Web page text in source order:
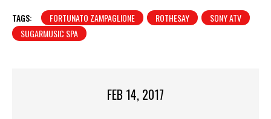
TAGS: FORTUNATO ZAMPAGLIONE ROTHESAY
SONY ATV
SUGARMUSIC SPA
FEB 14, 2017